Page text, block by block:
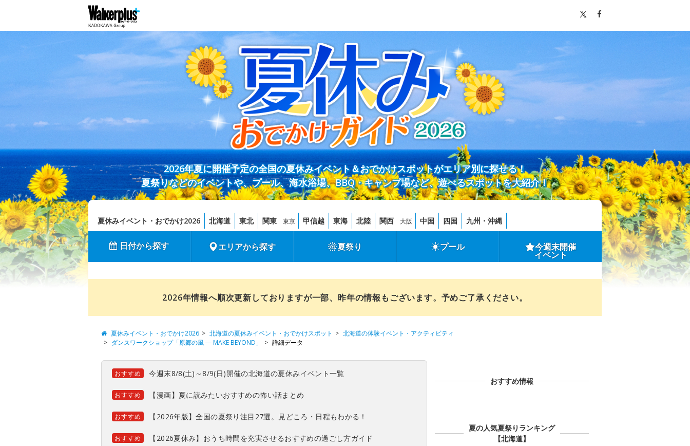
2026年夏に開催予定の全国の夏休みイベント＆おでかけスポットがエリア別に探せる！
夏祭りなどのイベントや、プール、海水浴場、BBQ・キャンプ場など、遊べるスポットを大紹介！
夏休みイベント・おでかけ2026 北海道 東北 関東 東京 甲信越 東海 北陸 関西 大阪 中国 四国 九州・沖縄
日付から探す エリアから探す 夏祭り プール 今週末開催
イベント
2026年情報へ順次更新しておりますが一部、昨年の情報もございます。予めご了承ください。
夏休みイベント・おでかけ2026 北海道の夏休みイベント・おでかけスポット
北海道の体験イベント・アクティビティ
ダンスワークショップ「原郷の風 ― MAKE BEYOND」
詳細データ
おすすめ 今週末8/8(土)～8/9(日)開催の北海道の夏休みイベント一覧
おすすめ 【漫画】夏に読みたいおすすめの怖い話まとめ
おすすめ 【2026年版】全国の夏祭り注目27選。見どころ・日程もわかる！
おすすめ 【2026夏休み】おうち時間を充実させるおすすめの過ごし方ガイド
おすすめ情報
夏の人気夏祭りランキング
【北海道】